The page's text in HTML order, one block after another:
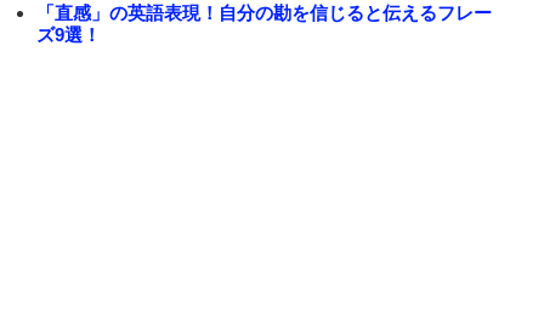
「直感」の英語表現！自分の勘を信じると伝えるフレー
ズ9選！